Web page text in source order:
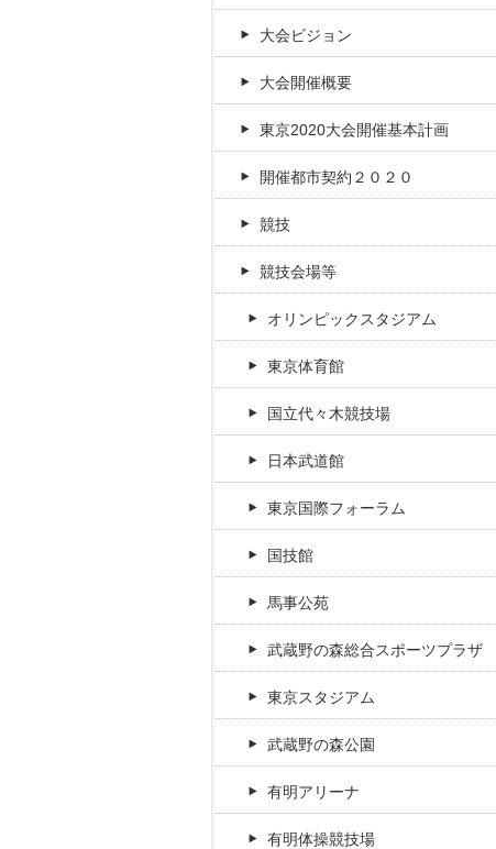
大会ビジョン
大会開催概要
東京2020大会開催基本計画
開催都市契約２０２０
競技
競技会場等
オリンピックスタジアム
東京体育館
国立代々木競技場
日本武道館
東京国際フォーラム
国技館
馬事公苑
武蔵野の森総合スポーツプラザ
東京スタジアム
武蔵野の森公園
有明アリーナ
有明体操競技場